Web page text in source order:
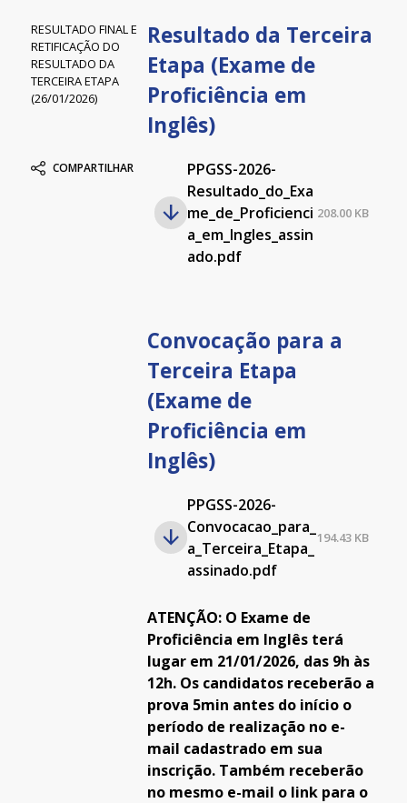
RESULTADO FINAL E
RETIFICAÇÃO DO
RESULTADO DA
TERCEIRA ETAPA
(26/01/2026)
COMPARTILHAR
Resultado da Terceira
Etapa (Exame de
Proficiência em
Inglês)
PPGSS-2026-
Resultado_do_Exa
me_de_Proficienci
a_em_Ingles_assin
ado.pdf
208.00 KB
Convocação para a
Terceira Etapa
(Exame de
Proficiência em
Inglês)
PPGSS-2026-
Convocacao_para_
a_Terceira_Etapa_
assinado.pdf
194.43 KB
ATENÇÃO: O Exame de
Proficiência em Inglês terá
lugar em 21/01/2026, das 9h às
12h. Os candidatos receberão a
prova 5min antes do início o
período de realização no e-
mail cadastrado em sua
inscrição. Também receberão
no mesmo e-mail o link para o